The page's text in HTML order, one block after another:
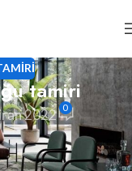
tamiri
2022 0
tamiri, ofis
amortisörü